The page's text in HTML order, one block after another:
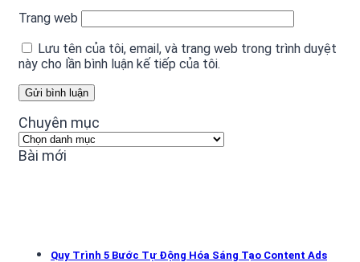
Trang web
Lưu tên của tôi, email, và trang web trong trình duyệt
này cho lần bình luận kế tiếp của tôi.
Chuyên mục
Chuyên
mục
Bài mới
Quy Trình 5 Bước Tự Động Hóa Sáng Tạo Content Ads